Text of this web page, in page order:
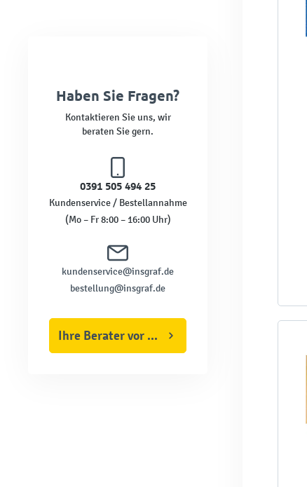
Haben Sie Fragen?
Kontaktieren Sie uns, wir
beraten Sie gern.
0391 505 494 25
Kundenservice / Bestellannahme
(Mo – Fr 8:00 – 16:00 Uhr)
kundenservice@insgraf.de
bestellung@insgraf.de
Ihre Berater vor Ort